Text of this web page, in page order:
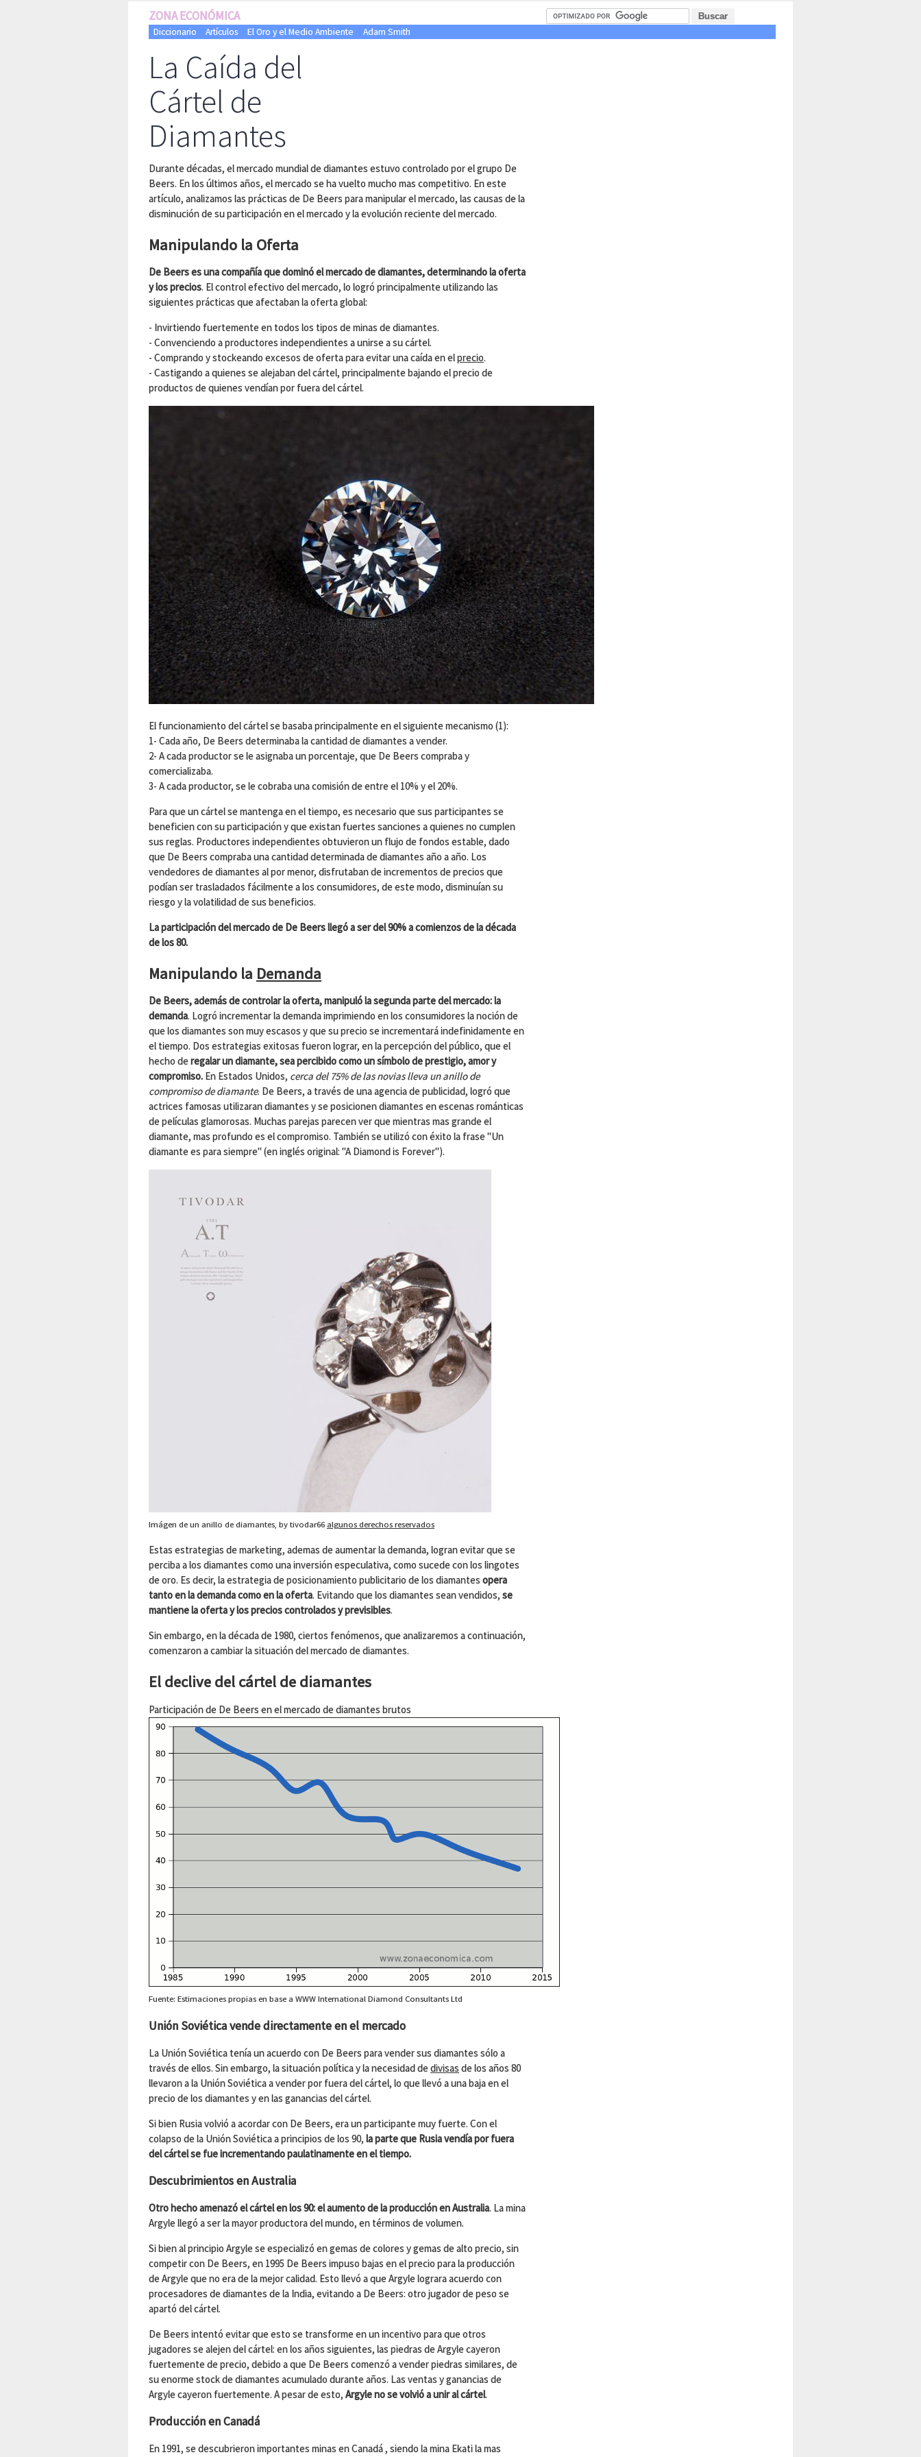
ZONA ECONÓMICA
Diccionario Artículos El Oro y el Medio Ambiente Adam Smith
La Caída del
Cártel de
Diamantes
Durante décadas, el mercado mundial de diamantes estuvo controlado por el grupo De
Beers. En los últimos años, el mercado se ha vuelto mucho mas competitivo. En este
artículo, analizamos las prácticas de De Beers para manipular el mercado, las causas de la
disminución de su participación en el mercado y la evolución reciente del mercado.
Manipulando la Oferta
De Beers es una compañía que dominó el mercado de diamantes, determinando la oferta
y los precios. El control efectivo del mercado, lo logró principalmente utilizando las
siguientes prácticas que afectaban la oferta global:
- Invirtiendo fuertemente en todos los tipos de minas de diamantes.
- Convenciendo a productores independientes a unirse a su cártel.
- Comprando y stockeando excesos de oferta para evitar una caída en elprecio.
- Castigando a quienes se alejaban del cártel, principalmente bajando el precio de
productos de quienes vendían por fuera del cártel.
El funcionamiento del cártel se basaba principalmente en el siguiente mecanismo (1):
1- Cada año, De Beers determinaba la cantidad de diamantes a vender.
2- A cada productor se le asignaba un porcentaje, que De Beers compraba y
comercializaba.
3- A cada productor, se le cobraba una comisión de entre el 10% y el 20%.
Para que un cártel se mantenga en el tiempo, es necesario que sus participantes se
beneficien con su participación y que existan fuertes sanciones a quienes no cumplen
sus reglas. Productores independientes obtuvieron un flujo de fondos estable, dado
que De Beers compraba una cantidad determinada de diamantes año a año. Los
vendedores de diamantes al por menor, disfrutaban de incrementos de precios que
podían ser trasladados fácilmente a los consumidores, de este modo, disminuían su
riesgo y la volatilidad de sus beneficios.
La participación del mercado de De Beers llegó a ser del 90% a comienzos de la década
de los 80.
Manipulando la Demanda
De Beers, además de controlar la oferta, manipuló la segunda parte del mercado: la
demanda. Logró incrementar la demanda imprimiendo en los consumidores la noción de
que los diamantes son muy escasos y que su precio se incrementará indefinidamente en
el tiempo. Dos estrategias exitosas fueron lograr, en la percepción del público, que el
hecho deregalar un diamante, sea percibido como un símbolo de prestigio, amor y
compromiso. En Estados Unidos, cerca del 75% de las novias lleva un anillo de
compromiso de diamante. De Beers, a través de una agencia de publicidad, logró que
actrices famosas utilizaran diamantes y se posicionen diamantes en escenas románticas
de películas glamorosas. Muchas parejas parecen ver que mientras mas grande el
diamante, mas profundo es el compromiso. También se utilizó con éxito la frase "Un
diamante es para siempre" (en inglés original: "A Diamond is Forever").
Imágen de un anillo de diamantes, by tivodar66 algunos derechos reservados
Estas estrategias de marketing, ademas de aumentar la demanda, logran evitar que se
perciba a los diamantes como una inversión especulativa, como sucede con los lingotes
de oro. Es decir, la estrategia de posicionamiento publicitario de los diamantes opera
tanto en la demanda como en la oferta. Evitando que los diamantes sean vendidos, se
mantiene la oferta y los precios controlados y previsibles.
Sin embargo, en la década de 1980, ciertos fenómenos, que analizaremos a continuación,
comenzaron a cambiar la situación del mercado de diamantes.
El declive del cártel de diamantes
Participación de De Beers en el mercado de diamantes brutos
Fuente: Estimaciones propias en base a WWW International Diamond Consultants Ltd
Unión Soviética vende directamente en el mercado
La Unión Soviética tenía un acuerdo con De Beers para vender sus diamantes sólo a
través de ellos. Sin embargo, la situación política y la necesidad dedivisas de los años 80
llevaron a la Unión Soviética a vender por fuera del cártel, lo que llevó a una baja en el
precio de los diamantes y en las ganancias del cártel.
Si bien Rusia volvió a acordar con De Beers, era un participante muy fuerte. Con el
colapso de la Unión Soviética a principios de los 90, la parte que Rusia vendía por fuera
del cártel se fue incrementando paulatinamente en el tiempo.
Descubrimientos en Australia
Otro hecho amenazó el cártel en los 90: el aumento de la producción en Australia. La mina
Argyle llegó a ser la mayor productora del mundo, en términos de volumen.
Si bien al principio Argyle se especializó en gemas de colores y gemas de alto precio, sin
competir con De Beers, en 1995 De Beers impuso bajas en el precio para la producción
de Argyle que no era de la mejor calidad. Esto llevó a que Argyle lograra acuerdo con
procesadores de diamantes de la India, evitando a De Beers: otro jugador de peso se
apartó del cártel.
De Beers intentó evitar que esto se transforme en un incentivo para que otros
jugadores se alejen del cártel: en los años siguientes, las piedras de Argyle cayeron
fuertemente de precio, debido a que De Beers comenzó a vender piedras similares, de
su enorme stock de diamantes acumulado durante años. Las ventas y ganancias de
Argyle cayeron fuertemente. A pesar de esto, Argyle no se volvió a unir al cártel.
Producción en Canadá
En 1991, se descubrieron importantes minas en Canadá , siendo la mina Ekati la mas